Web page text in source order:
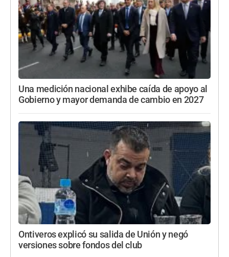
Una medición nacional exhibe caída de apoyo al
Gobierno y mayor demanda de cambio en 2027
Ontiveros explicó su salida de Unión y negó
versiones sobre fondos del club